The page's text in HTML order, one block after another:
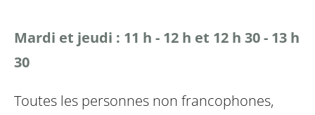
Mardi et jeudi : 11 h - 12 h et 12 h 30 - 13 h
30
Toutes les personnes non francophones,